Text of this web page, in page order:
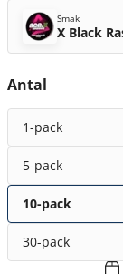
Smak
X Black
Antal
1-pack
5-pack
10-pack
30-pack